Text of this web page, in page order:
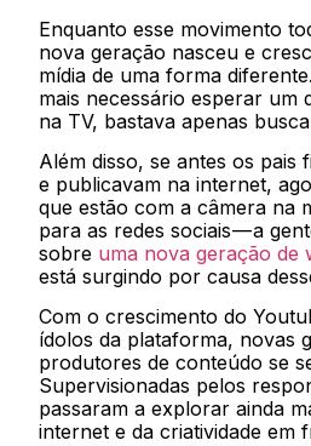
Enquanto esse movimento
nova geração nasceu e
mídia de uma forma
mais necessário esperar um
na TV, bastava apenas
Além disso, se antes os pais
e publicavam na internet,
que estão com a câmera na
para as redes sociais — a
sobre uma nova geração de
está surgindo por causa
Com o crescimento do
ídolos da plataforma, novas
produtores de conteúdo se
Supervisionadas pelos
passaram a explorar ainda
internet e da criatividade em